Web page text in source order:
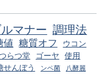
マナー 調理法
値 糖質オフ
ウコン
らつ堂 ゴーヤ 使用
せんぼう ンペ菌
八酵麗